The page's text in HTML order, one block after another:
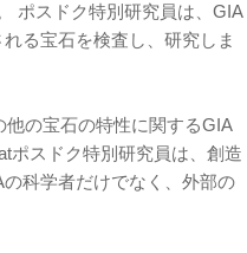
ポスドク特別研究員は、GIA
る宝石を検査し、研究しま
の宝石の特性に関するGIA
ポスドク特別研究員は、創造
科学者だけでなく、外部の